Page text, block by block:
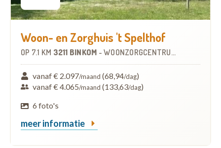
Woon- en Zorghuis 't Spelthof
OP 7.1 KM 3211 BINKOM - WOONZORGCENTRUM (WZC)
vanaf € 2.097/maand (68,94/dag)
vanaf € 4.065/maand (133,63/dag)
6 foto's
meer informatie